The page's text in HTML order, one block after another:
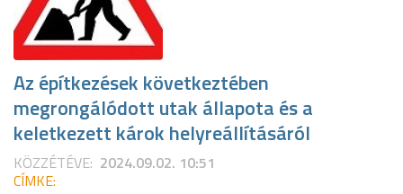
Az építkezések következtében
megrongálódott utak állapota és a
keletkezett károk helyreállításáról
KÖZZÉTÉVE: 2024.09.02. 10:51
CÍMKE: